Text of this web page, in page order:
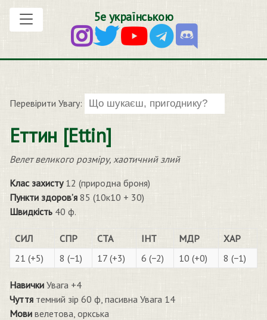
5е українською
Перевірити Увагу:
Еттин [Ettin]
Велет великого розміру, хаотичний злий
Клас захисту12 (природна броня)
Пункти здоров’я 85 (10к10 + 30)
Швидкість 40 ф.
СИЛ СПР СТА ІНТ МДР
ХАР
21 (+5)
8 (−1) 17 (+3) 6 (−2) 10 (+0) 8 (−1)
Навички Увага +4
Чуття темний зір 60 ф, пасивна Увага 14
Мови велетова, оркська